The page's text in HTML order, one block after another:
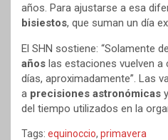
años. Para ajustarse a esa
bisiestos, que suman un día
El SHN sostiene: “Solamente
años las estaciones vuelven
días, aproximadamente”. Las
a precisiones astronómicas
del tiempo utilizados en la
Tags: equinoccio, primavera